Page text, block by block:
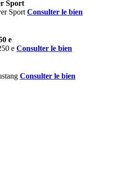
Sport
Consulter le bien
e
Consulter le bien
Consulter le bien